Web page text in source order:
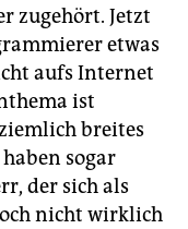
zugehört. Jetzt
etwas
aufs Internet
ist
breites
sogar
der sich als
nicht wirklich